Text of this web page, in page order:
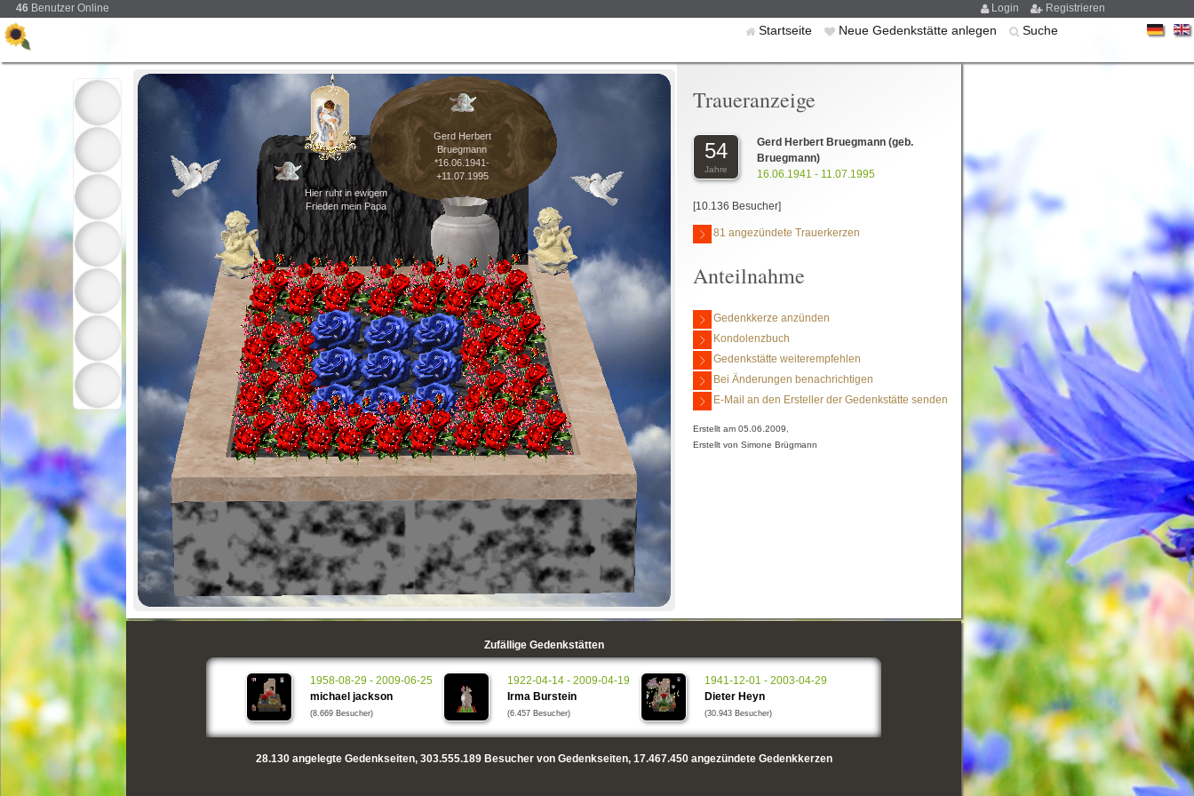
46 Benutzer Online Login Registrieren
Startseite Neue Gedenkstätte anlegen Suche
Gerd Herbert
Bruegmann
*16.06.1941-
+11.07.1995
Hier ruht in ewigem
Frieden mein Papa
Traueranzeige
54
Jahre
Gerd Herbert Bruegmann (geb.
Bruegmann)
16.06.1941 - 11.07.1995
[10.136 Besucher]
81 angezündete Trauerkerzen
Anteilnahme
Gedenkkerze anzünden
Kondolenzbuch
Gedenkstätte weiterempfehlen
Bei Änderungen benachrichtigen
E-Mail an den Ersteller der Gedenkstätte senden
Erstellt am 05.06.2009,
Erstellt von Simone Brügmann
Zufällige Gedenkstätten
1958-08-29 - 2009-06-25
michael jackson
(8.669 Besucher)
1922-04-14 - 2009-04-19
Irma Burstein
(6.457 Besucher)
1941-12-01 - 2003-04-29
Dieter Heyn
(30.943 Besucher)
28.130angelegte Gedenkseiten, 303.555.189Besucher von Gedenkseiten, 17.467.450angezündete Gedenkkerzen